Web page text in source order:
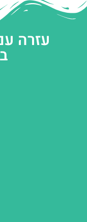
עזרה